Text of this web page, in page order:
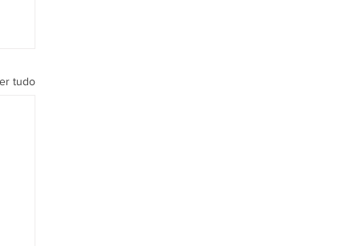
tudo